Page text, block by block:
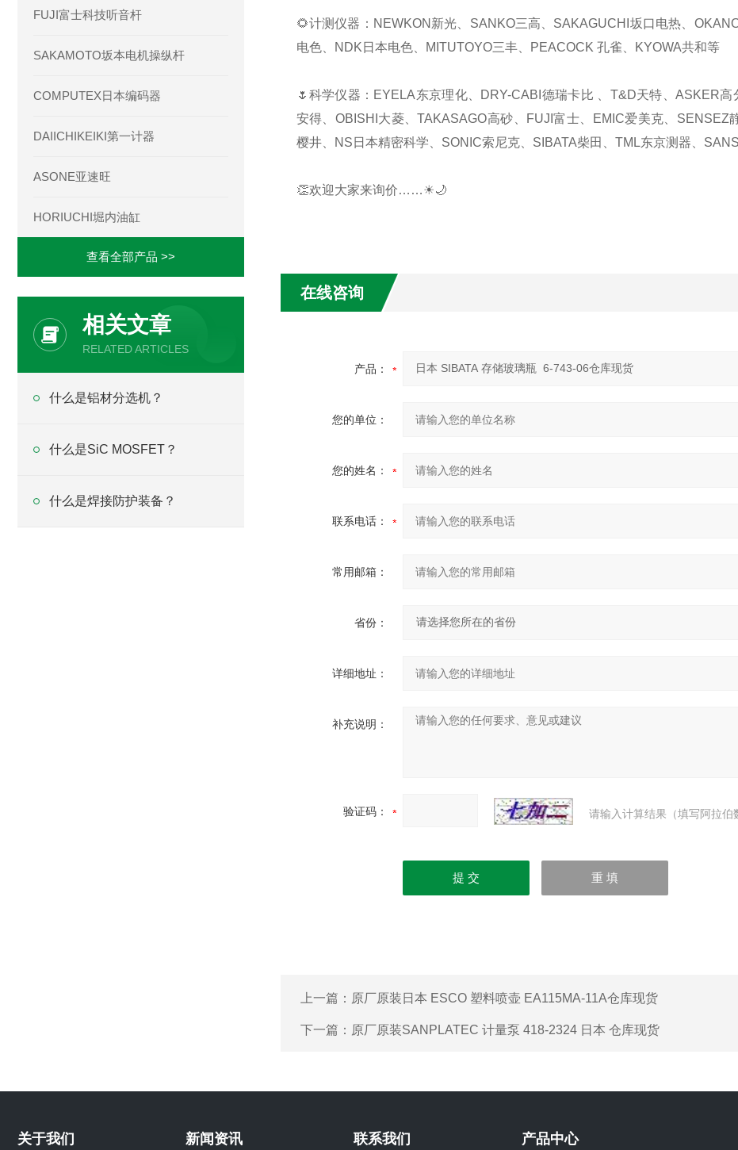
🌻计测仪器：NEWKON新光、SANKO三高、SAKAGUCHI坂口电热、
电色、NDK日本电色、MITUTOYO三丰、PEACOCK 孔雀、KYOWA共和等
🌷科学仪器：EYELA东京理化、DRY-CABI德瑞卡比 、T&D天特、ASKER
安得、OBISHI大菱、TAKASAGO高砂、FUJI富士、EMIC爱美克、SENSEZ
樱井、NS日本精密科学、SONIC索尼克、SIBATA柴田、TML东京测器、
👏欢迎大家来询价……☀🌙
在线咨询
产品：
您的单位：
您的姓名：
联系电话：
常用邮箱：
省份：
详细地址：
补充说明：
验证码： 请输入计算结果（填写阿拉伯
上一篇： 原厂原装日本 ESCO 塑料喷壶 EA115MA-11A仓库现货
下一篇： 原厂原装SANPLATEC 计量泵 418-2324 日本 仓库现货
FUJI富士科技听音杆
SAKAMOTO坂本电机操纵杆
COMPUTEX日本编码器
DAIICHIKEIKI第一计器
ASONE亚速旺
HORIUCHI堀内油缸
查看全部产品 >>
相关文章
RELATED ARTICLES
什么是铝材分选机？
什么是SiC MOSFET？
什么是焊接防护装备？
关于我们 新闻资讯 联系我们 产品中心